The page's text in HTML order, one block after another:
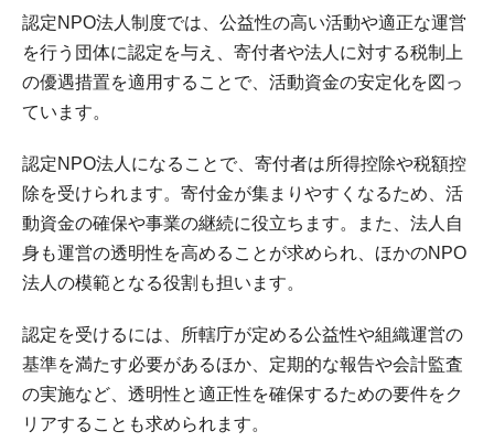
認定NPO法人制度では、公益性の高い活動や適正な運営
を行う団体に認定を与え、寄付者や法人に対する税制上
の優遇措置を適用することで、活動資金の安定化を図っ
ています。
認定NPO法人になることで、寄付者は所得控除や税額控
除を受けられます。寄付金が集まりやすくなるため、活
動資金の確保や事業の継続に役立ちます。また、法人自
身も運営の透明性を高めることが求められ、ほかのNPO
法人の模範となる役割も担います。
認定を受けるには、所轄庁が定める公益性や組織運営の
基準を満たす必要があるほか、定期的な報告や会計監査
の実施など、透明性と適正性を確保するための要件をク
リアすることも求められます。